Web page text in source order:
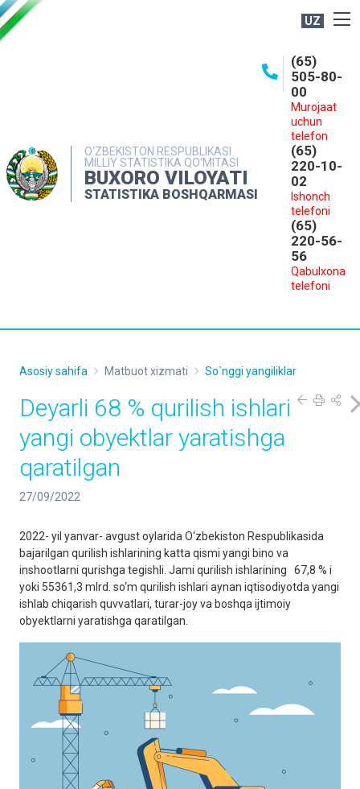
UZ
O‘ZBEKISTON RESPUBLIKASI
MILLIY STATISTIKA QO‘MITASI
BUXORO VILOYATI
STATISTIKA BOSHQARMASI
(65)
505-80-
00
Murojaat
uchun
telefon
(65)
220-10-
02
Ishonch
telefoni
(65)
220-56-
56
Qabulxona
telefoni
MATBUOT XIZMATI
MUROJAATLAR
Asosiy sahifa Matbuot xizmati So`nggi yangiliklar
Deyarli 68 % qurilish ishlari
yangi obyektlar yaratishga
qaratilgan
27/09/2022
2022- yil yanvar- avgust oylarida O‘zbekiston Respublikasida
bajarilgan qurilish ishlarining katta qismi yangi bino va
inshootlarni qurishga tegishli. Jami qurilish ishlarining 67,8 % i
yoki 55361,3 mlrd. so‘m qurilish ishlari aynan iqtisodiyotda yangi
ishlab chiqarish quvvatlari, turar-joy va boshqa ijtimoiy
obyektlarni yaratishga qaratilgan.